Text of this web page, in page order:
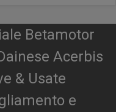
Betamotor
Acerbis
& Usate
e